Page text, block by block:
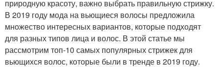
природную красоту, важно выбрать правильную стрижку.
В 2019 году мода на вьющиеся волосы предложила
множество интересных вариантов, которые подходят
для разных типов лица и волос. В этой статье мы
рассмотрим топ-10 самых популярных стрижек для
вьющихся волос, которые были в тренде в 2019 году.